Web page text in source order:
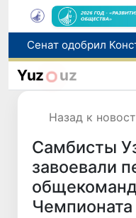
Yuz uz
Назад к
Самбисты
завоевали
Чемпионата